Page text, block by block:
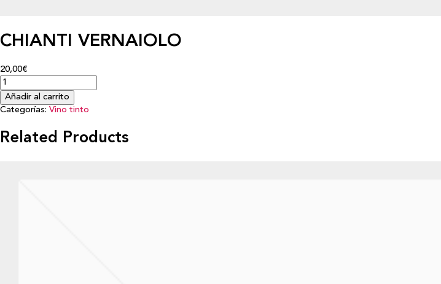
CHIANTI VERNAIOLO
20,00€
Añadir al carrito
Categorías: Vino tinto
Related Products